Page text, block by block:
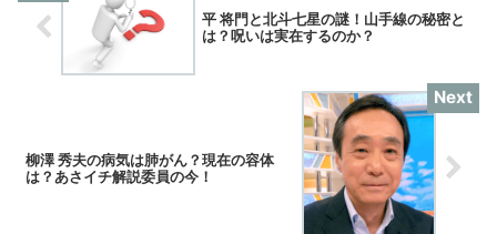
平 将門と北斗七星の謎！山手線の秘密と
は？呪いは実在するのか？
柳澤 秀夫の病気は肺がん？現在の容体
は？あさイチ解説委員の今！